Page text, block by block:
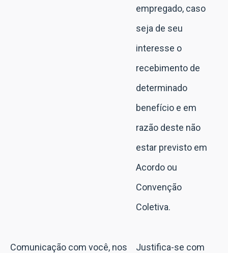
empregado, caso
seja de seu
interesse o
recebimento de
determinado
benefício e em
razão deste não
estar previsto em
Acordo ou
Convenção
Coletiva.
Comunicação com você, nos
Justifica-se com